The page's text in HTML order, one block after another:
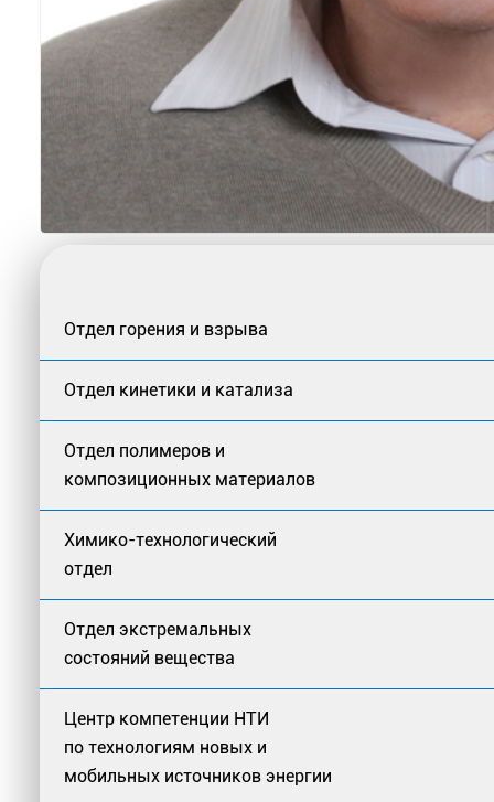
Отдел горения и взрыва
Отдел кинетики и катализа
Отдел полимеров и
композиционных материалов
Химико-технологический
отдел
Отдел экстремальных
состояний вещества
Центр компетенции НТИ
по технологиям новых и
мобильных источников энергии